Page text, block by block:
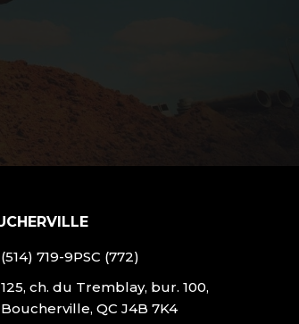
(514) 719-9PSC (772)
125, ch. du Tremblay, bur. 100,
Boucherville, QC J4B 7K4